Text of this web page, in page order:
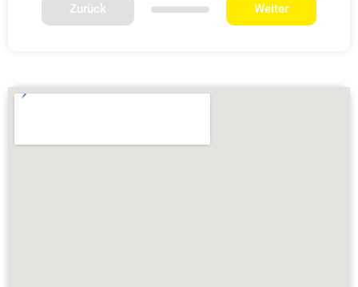
Zurück Weiter